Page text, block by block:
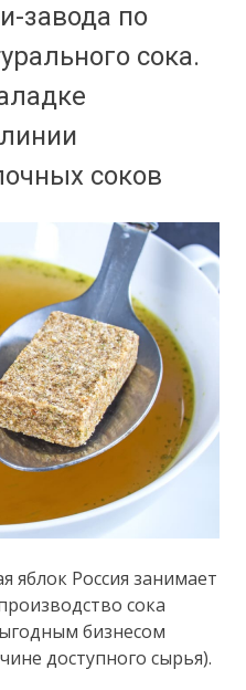
завода по
сока.
соков
Россия занимает
сока
бизнесом
доступного сырья).